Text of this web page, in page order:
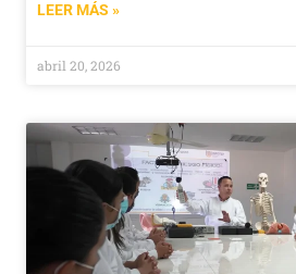
LEER MÁS »
abril 20, 2026